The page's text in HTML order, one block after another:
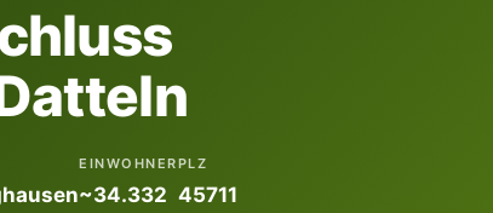
EINWOHNER
~34.332
PLZ
45711